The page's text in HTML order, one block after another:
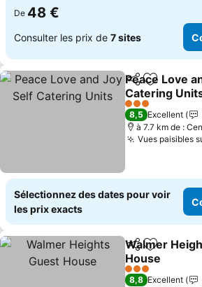
De 48 €
Consulter les prix de 7 sites
PartagerAjouter à
Peace Love
Catering
Consulter les
3 Étoiles
8,5 Excellent
à 7.7 km de :
Vues paisibles
Sélectionnez des dates pour voir
les prix exacts
PartagerAjouter à
Walmer
House
Consulter les
3 Étoiles
8,8 Excellent